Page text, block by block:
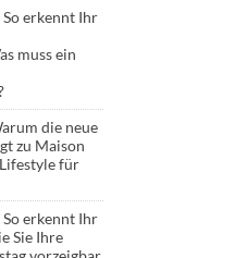
erkennt Ihr
muss ein
die neue
zu Maison
für
erkennt Ihr
Sie Ihre